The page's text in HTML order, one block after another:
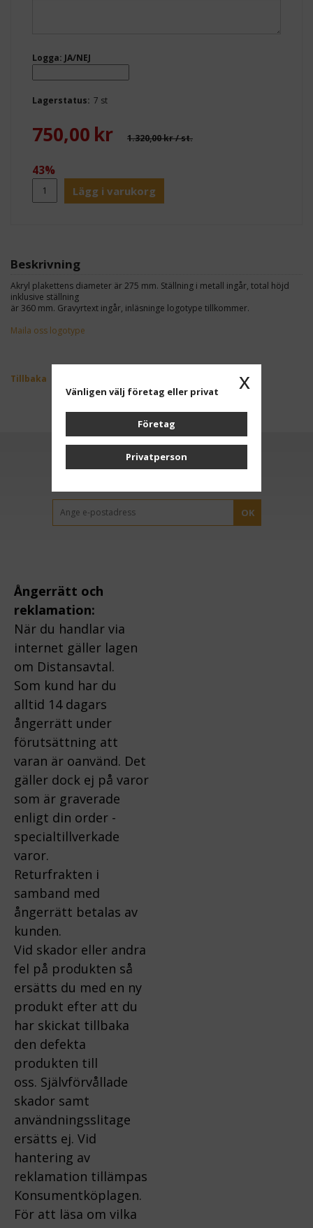
Logga: JA/NEJ
Lagerstatus: 7 st
750,00 kr 1.320,00 kr/ st.
43%
Lägg i varukorg
Beskrivning
Akryl plakettens diameter är 275 mm. Ställning i metall ingår, total höjd
inklusive ställning
är 360 mm. Gravyrtext ingår, inläsninge logotype tillkommer.
Maila oss logotype
Tillbaka
OK
Ångerrätt och
reklamation:
När du handlar via
internet gäller lagen
om Distansavtal.
Som kund har du
alltid 14 dagars
ångerrätt under
förutsättning att
varan är oanvänd. Det
gäller dock ej på varor
som är graverade
enligt din order -
specialtillverkade
varor.
Returfrakten i
samband med
ångerrätt betalas av
kunden.
Vid skador eller andra
fel på produkten så
ersätts du med en ny
produkt efter att du
har skickat tillbaka
den defekta
produkten till
oss. Självförvållade
skador samt
användningsslitage
ersätts ej. Vid
hantering av
reklamation tillämpas
Konsumentköplagen.
För att läsa om vilka
x
Vänligen välj företag eller privat
Företag
Privatperson